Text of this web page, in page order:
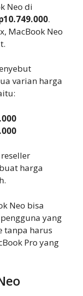
Neo di
.
MacBook Neo
varian harga
harga
Neo bisa
yang
tanpa harus
Pro yang